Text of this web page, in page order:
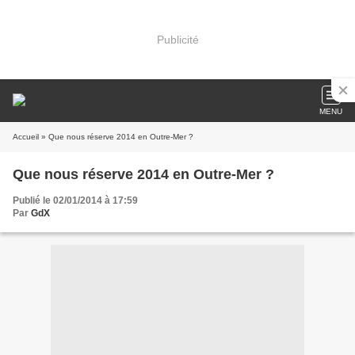
Publicité
MENU
Accueil » Que nous réserve 2014 en Outre-Mer ?
Que nous réserve 2014 en Outre-Mer ?
Publié le 02/01/2014 à 17:59
Par GdX